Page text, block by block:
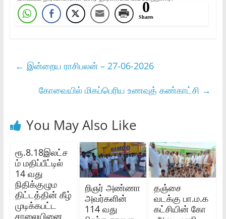
0
Shares
← இன்றைய ராசிபலன் – 27-06-2026
கோவையில் மிகப்பெரிய உணவுத் கண்காட்சி →
You May Also Like
ரூ.8.18இலட்ச
ம் மதிப்பீட்டில்
14 வது
நிதிக்குழும
திட்டத்தின் கீழ்
முடிக்கபட்ட
சாலையினை
றிஞர் அண்ணா
அவர்களின்
114 வது
தஞ்சை
வடக்கு பா.ம.க
கட்சியின் கோ